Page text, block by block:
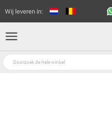
Wij leveren in: